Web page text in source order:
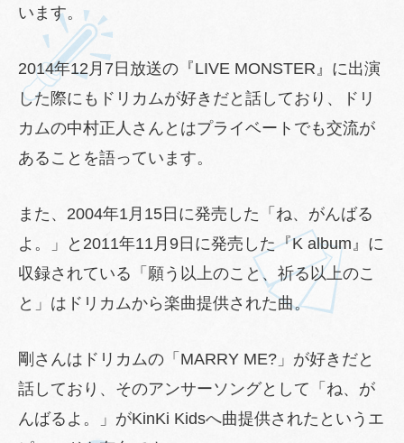
います。
2014年12月7日放送の『LIVE MONSTER』に出演
した際にもドリカムが好きだと話しており、ドリ
カムの中村正人さんとはプライベートでも交流が
あることを語っています。
また、2004年1月15日に発売した「ね、がんばる
よ。」と2011年11月9日に発売した『K album』に
収録されている「願う以上のこと、祈る以上のこ
と」はドリカムから楽曲提供された曲。
剛さんはドリカムの「MARRY ME?」が好きだと
話しており、そのアンサーソングとして「ね、が
んばるよ。」がKinKi Kidsへ曲提供されたというエ